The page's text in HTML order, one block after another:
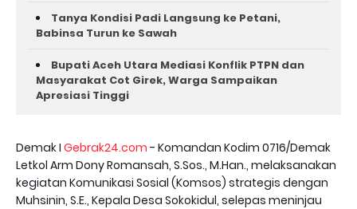
Tanya Kondisi Padi Langsung ke Petani,
Babinsa Turun ke Sawah
Bupati Aceh Utara Mediasi Konflik PTPN dan
Masyarakat Cot Girek, Warga Sampaikan
Apresiasi Tinggi
Demak I Gebrak24.com - Komandan Kodim 0716/Demak
Letkol Arm Dony Romansah, S.Sos., M.Han., melaksanakan
kegiatan Komunikasi Sosial (Komsos) strategis dengan
Muhsinin, S.E., Kepala Desa Sokokidul, selepas meninjau